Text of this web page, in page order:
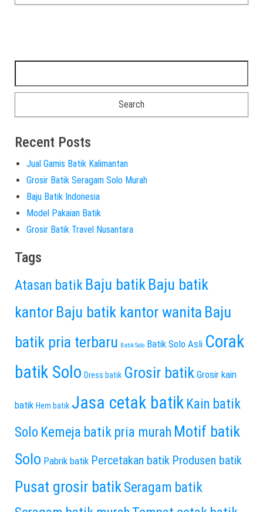
Recent Posts
Jual Gamis Batik Kalimantan
Grosir Batik Seragam Solo Murah
Baju Batik Indonesia
Model Pakaian Batik
Grosir Batik Travel Nusantara
Tags
Atasan batik Baju batik Baju batik
kantor Baju batik kantor wanita Baju
batik pria terbaru Batik Solo Batik Solo Asli Corak
batik Solo Dress batik Grosir batik Grosir kain
batik Hem batik Jasa cetak batik Kain batik
Solo Kemeja batik pria murah Motif batik
Solo Pabrik batik Percetakan batik Produsen batik
Pusat grosir batikSeragam batik